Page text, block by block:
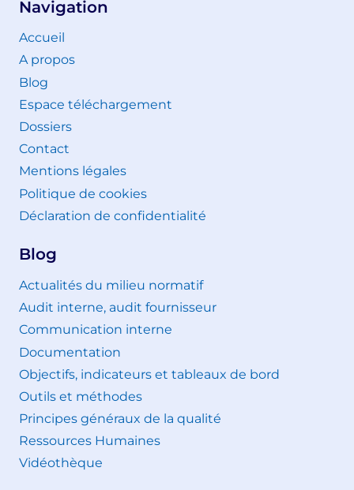
Navigation
Accueil
A propos
Blog
Espace téléchargement
Dossiers
Contact
Mentions légales
Politique de cookies
Déclaration de confidentialité
Blog
Actualités du milieu normatif
Audit interne, audit fournisseur
Communication interne
Documentation
Objectifs, indicateurs et tableaux de bord
Outils et méthodes
Principes généraux de la qualité
Ressources Humaines
Vidéothèque